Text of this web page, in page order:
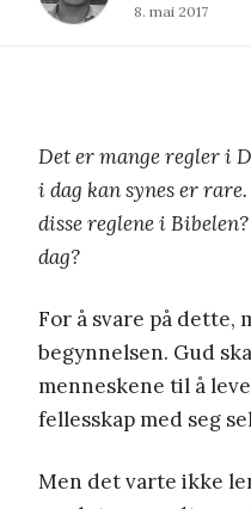
8. mai 2017
Det er mange regler i
i dag kan synes er
disse reglene i
dag?
For å svare på dette,
begynnelsen. Gud
menneskene til å
fellesskap med seg
Men det varte ikke